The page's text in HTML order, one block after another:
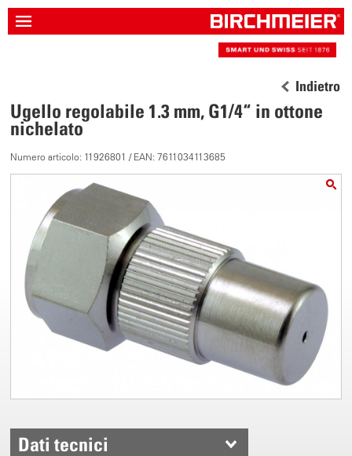
Indietro
Ugello regolabile 1.3 mm, G1/4“ in ottone
nichelato
Numero articolo: 11926801 / EAN: 7611034113685
Dati tecnici